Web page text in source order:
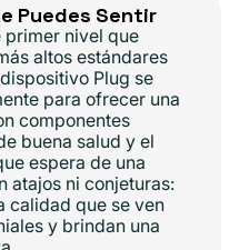
Puedes Sentir
primer nivel que
altos estándares
Plug se
para ofrecer una
componentes
buena salud y el
espera de una
atajos ni conjeturas:
calidad que se ven
y brindan una